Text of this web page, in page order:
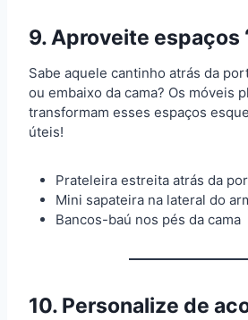
9. Aproveite espaços
Sabe aquele cantinho atrás da
ou embaixo da cama? Os móveis
transformam esses espaços
úteis!
Prateleira estreita atrás da
Mini sapateira na lateral do
Bancos-baú nos pés da cama
10. Personalize de